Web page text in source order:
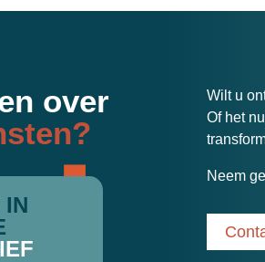
over
IN
Wilt u
Of het
Neem